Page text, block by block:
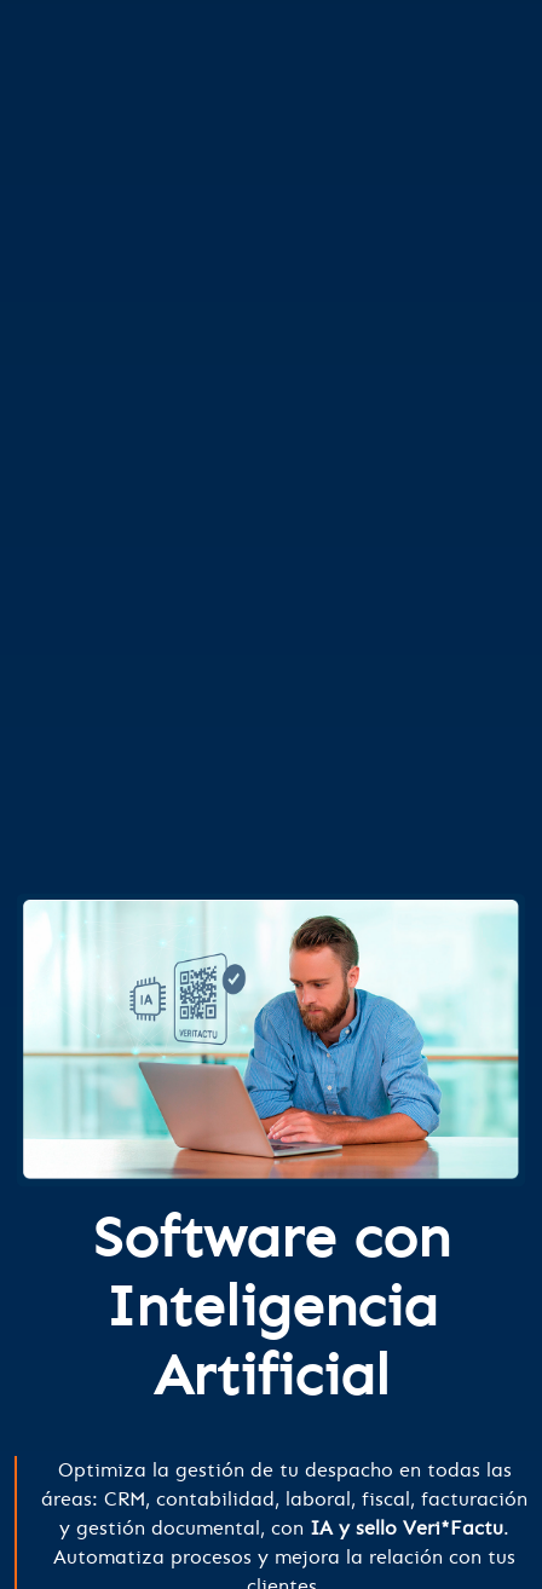
Software con
Inteligencia
Artificial
Optimiza la gestión de tu despacho en todas las
áreas: CRM, contabilidad, laboral, fiscal, facturación
y gestión documental, con IA y sello Veri*Factu.
Automatiza procesos y mejora la relación con tus